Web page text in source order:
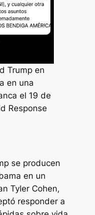
Trump en
en una
el 19 de
Response
se producen
en un
Tyler Cohen,
responder a